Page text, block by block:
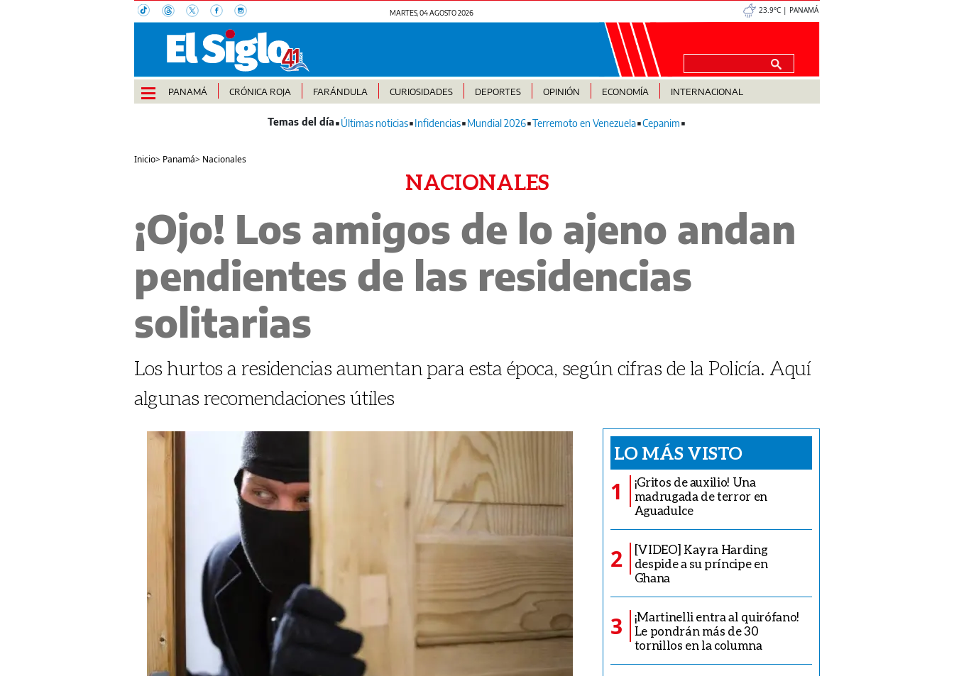
MARTES, 04 AGOSTO 2026 23.9°C | PANAMÁ
PANAMÁ CRÓNICA ROJA FARÁNDULA CURIOSIDADES DEPORTES OPINIÓN ECONOMÍA INTERNACIONAL
Últimas noticias Infidencias Mundial 2026 Terremoto en Venezuela Cepanim
Inicio> Panamá> Nacionales
NACIONALES
¡Ojo! Los amigos de lo ajeno andan
pendientes de las residencias
solitarias
Los hurtos a residencias aumentan para esta época, según cifras de la Policía. Aquí
algunas recomendaciones útiles
LO MÁS VISTO
1
¡Gritos de auxilio! Una
madrugada de terror en
Aguadulce
2
[VIDEO] Kayra Harding
despide a su príncipe en
Ghana
3
¡Martinelli entra al quirófano!
Le pondrán más de 30
tornillos en la columna